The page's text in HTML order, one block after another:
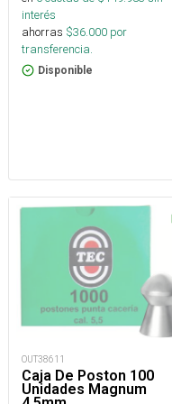
interés
ahorras $36.000 por
transferencia.
Disponible
OUT38611
Caja De Poston 100
Unidades Magnum